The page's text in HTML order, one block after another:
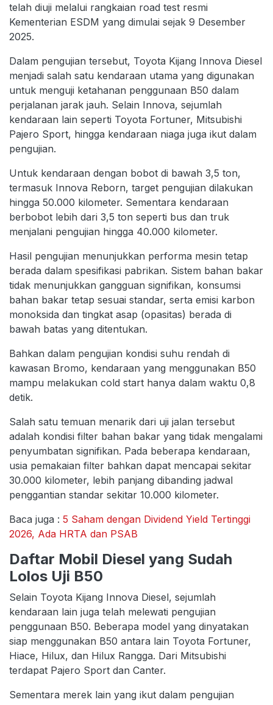
telah diuji melalui rangkaian road test resmi
Kementerian ESDM yang dimulai sejak 9 Desember
2025.
Dalam pengujian tersebut, Toyota Kijang Innova Diesel
menjadi salah satu kendaraan utama yang digunakan
untuk menguji ketahanan penggunaan B50 dalam
perjalanan jarak jauh. Selain Innova, sejumlah
kendaraan lain seperti Toyota Fortuner, Mitsubishi
Pajero Sport, hingga kendaraan niaga juga ikut dalam
pengujian.
Untuk kendaraan dengan bobot di bawah 3,5 ton,
termasuk Innova Reborn, target pengujian dilakukan
hingga 50.000 kilometer. Sementara kendaraan
berbobot lebih dari 3,5 ton seperti bus dan truk
menjalani pengujian hingga 40.000 kilometer.
Hasil pengujian menunjukkan performa mesin tetap
berada dalam spesifikasi pabrikan. Sistem bahan bakar
tidak menunjukkan gangguan signifikan, konsumsi
bahan bakar tetap sesuai standar, serta emisi karbon
monoksida dan tingkat asap (opasitas) berada di
bawah batas yang ditentukan.
Bahkan dalam pengujian kondisi suhu rendah di
kawasan Bromo, kendaraan yang menggunakan B50
mampu melakukan cold start hanya dalam waktu 0,8
detik.
Salah satu temuan menarik dari uji jalan tersebut
adalah kondisi filter bahan bakar yang tidak mengalami
penyumbatan signifikan. Pada beberapa kendaraan,
usia pemakaian filter bahkan dapat mencapai sekitar
30.000 kilometer, lebih panjang dibanding jadwal
penggantian standar sekitar 10.000 kilometer.
Baca juga : 5 Saham dengan Dividend Yield Tertinggi
2026, Ada HRTA dan PSAB
Daftar Mobil Diesel yang Sudah
Lolos Uji B50
Selain Toyota Kijang Innova Diesel, sejumlah
kendaraan lain juga telah melewati pengujian
penggunaan B50. Beberapa model yang dinyatakan
siap menggunakan B50 antara lain Toyota Fortuner,
Hiace, Hilux, dan Hilux Rangga. Dari Mitsubishi
terdapat Pajero Sport dan Canter.
Sementara merek lain yang ikut dalam pengujian